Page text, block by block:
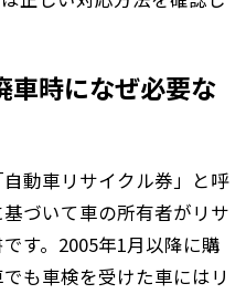
車時になぜ必要な
動車リサイクル券」と呼
づいて車の所有者がリサ
す。2005年1月以降に購
も車検を受けた車にはリ